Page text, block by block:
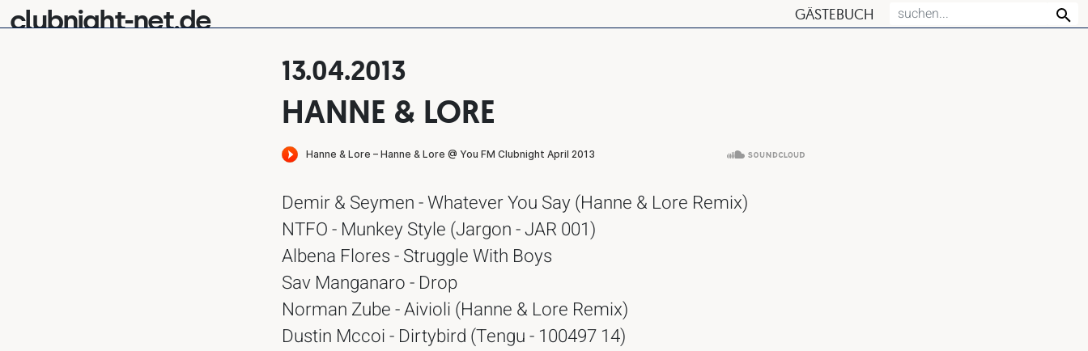
clubnight-net.de GÄSTEBUCH
13.04.2013
HANNE & LORE
Demir & Seymen - Whatever You Say (Hanne & Lore Remix)
NTFO - Munkey Style (Jargon - JAR 001)
Albena Flores - Struggle With Boys
Sav Manganaro - Drop
Norman Zube - Aivioli (Hanne & Lore Remix)
Dustin Mccoi - Dirtybird (Tengu - 100497 14)